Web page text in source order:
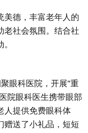
德，丰富老年人的
老社会氛围。结合社
眼科医院，开展“重
院眼科医生携带眼部
人提供免费眼科体
赠送了小礼品，短短